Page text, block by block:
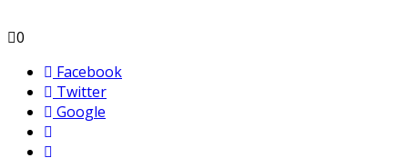
0
Facebook
Twitter
Google